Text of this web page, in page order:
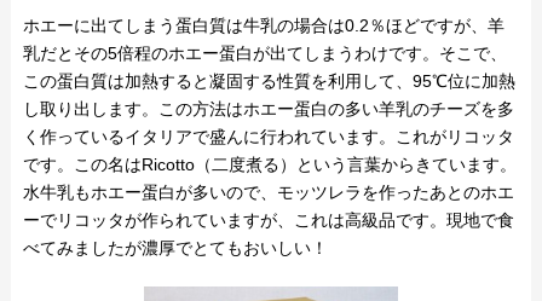
ホエーに出てしまう蛋白質は牛乳の場合は0.2％ほどですが、羊
乳だとその5倍程のホエー蛋白が出てしまうわけです。そこで、
この蛋白質は加熱すると凝固する性質を利用して、95℃位に加熱
し取り出します。この方法はホエー蛋白の多い羊乳のチーズを多
く作っているイタリアで盛んに行われています。これがリコッタ
です。この名はRicotto（二度煮る）という言葉からきています。
水牛乳もホエー蛋白が多いので、モッツレラを作ったあとのホエ
ーでリコッタが作られていますが、これは高級品です。現地で食
べてみましたが濃厚でとてもおいしい！